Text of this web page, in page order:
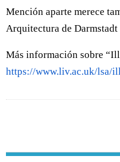
Mención aparte merece
Arquitectura de
Más información sobre
https://www.liv.ac.uk/lsa/